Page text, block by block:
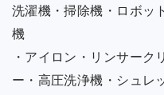
洗濯機・掃除機・ロボッ
機
・アイロン・リンサーク
ー・高圧洗浄機・シュレ